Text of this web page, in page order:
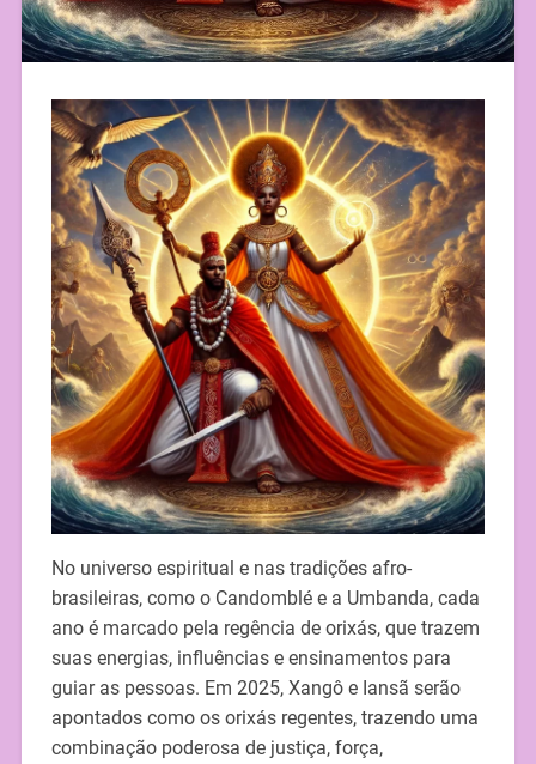
No universo espiritual e nas tradições afro-
brasileiras, como o Candomblé e a Umbanda, cada
ano é marcado pela regência de orixás, que trazem
suas energias, influências e ensinamentos para
guiar as pessoas. Em 2025, Xangô e Iansã serão
apontados como os orixás regentes, trazendo uma
combinação poderosa de justiça, força,